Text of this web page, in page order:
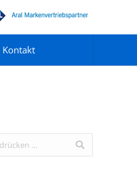
Kontakt